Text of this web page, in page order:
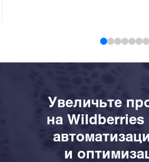
Увеличьте
на Wildberries
и